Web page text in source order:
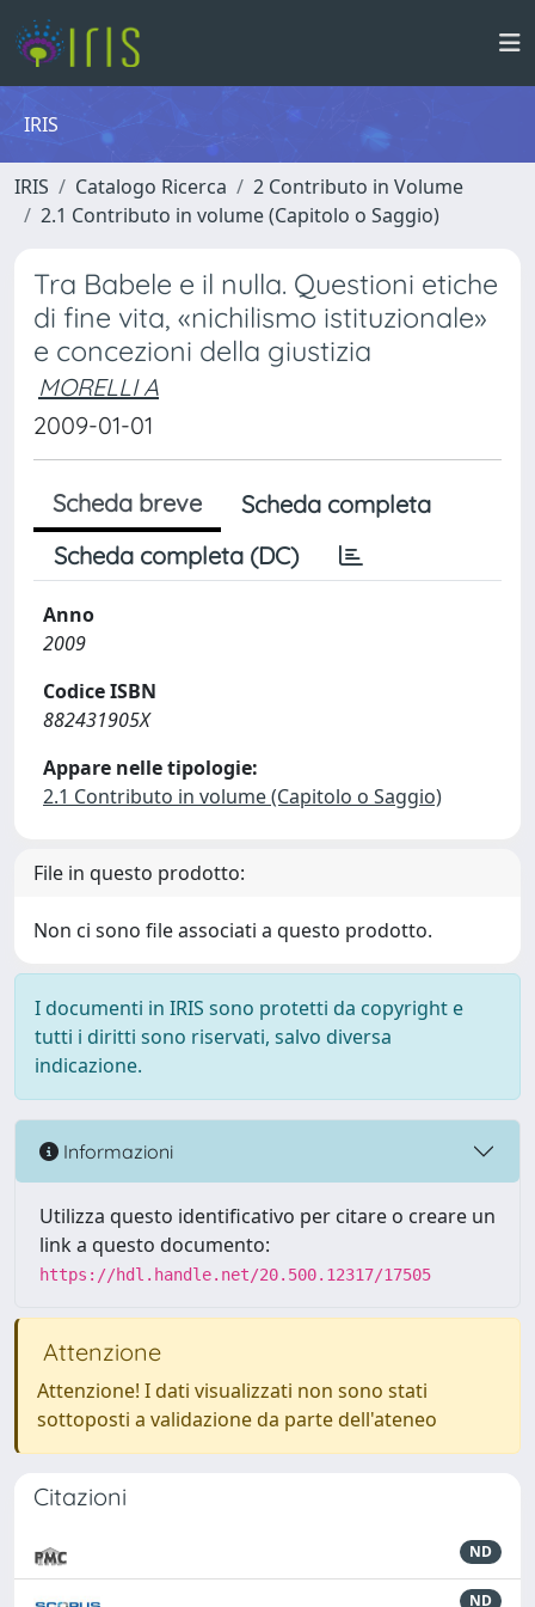
IRIS
IRIS Catalogo Ricerca
2 Contributo in Volume
2.1 Contributo in volume (Capitolo o Saggio)
Tra Babele e il nulla. Questioni etiche
di fine vita, «nichilismo istituzionale»
e concezioni della giustizia
MORELLI A
2009-01-01
Scheda breve
Scheda completa
Scheda completa (DC)
Anno
2009
Codice ISBN
882431905X
Appare nelle tipologie:
2.1 Contributo in volume (Capitolo o Saggio)
File in questo prodotto:
Non ci sono file associati a questo prodotto.
I documenti in IRIS sono protetti da copyright e
tutti i diritti sono riservati, salvo diversa
indicazione.
Informazioni
Utilizza questo identificativo per citare o creare un
link a questo documento:
https://hdl.handle.net/20.500.12317/17505
Attenzione
Attenzione! I dati visualizzati non sono stati
sottoposti a validazione da parte dell'ateneo
Citazioni
ND
ND